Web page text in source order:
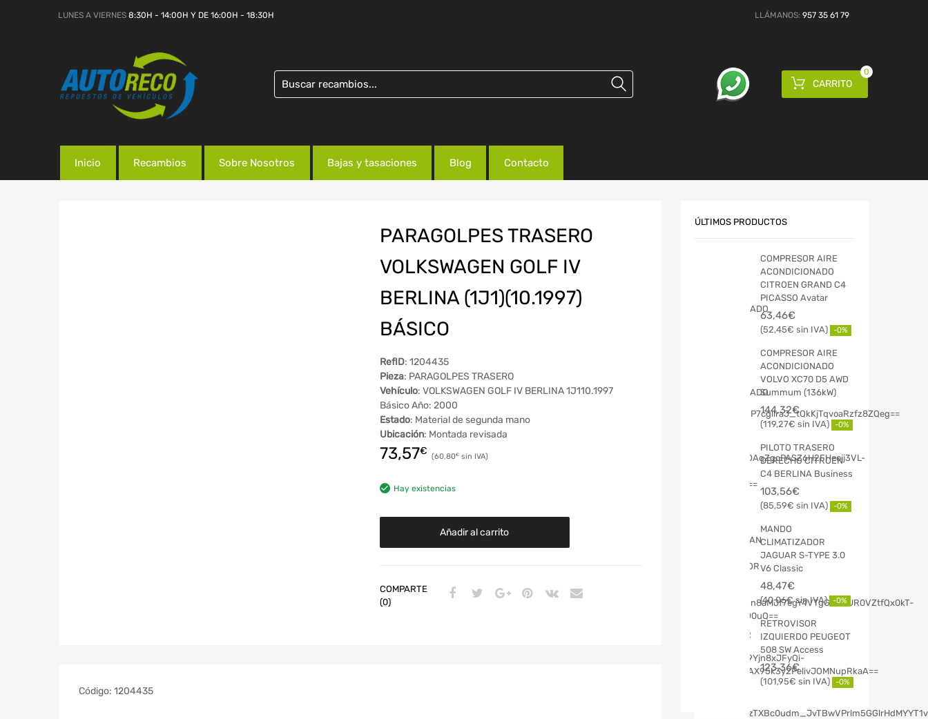
LUNES A VIERNES 8:30H - 14:00H Y DE 16:00H - 18:30H LLÁMANOS: 957 35 61 79
CARRITO
0
Inicio Recambios Sobre Nosotros Bajas y tasaciones Blog Contacto
PARAGOLPES TRASERO
VOLKSWAGEN GOLF IV
BERLINA (1J1)(10.1997)
BÁSICO
RefID: 1204435
Pieza: PARAGOLPES TRASERO
Vehículo: VOLKSWAGEN GOLF IV BERLINA 1J110.1997
Básico Año: 2000
Estado: Material de segunda mano
Ubicación: Montada revisada
73,57€ 60,80€
Hay existencias
Añadir al carrito
COMPARTE
(0)
Código: 1204435
ÚLTIMOS PRODUCTOS
COMPRESOR AIRE
ACONDICIONADO
CITROEN GRAND C4
PICASSO Avatar
63,46€
52,45€ -0%
COMPRESOR AIRE
ACONDICIONADO
VOLVO XC70 D5 AWD
Summum (136kW)
144,32€
119,27€ -0%
PILOTO TRASERO
DERECHO CITROEN
C4 BERLINA Business
103,56€
85,59€ -0%
MANDO
CLIMATIZADOR
JAGUAR S-TYPE 3.0
V6 Classic
48,47€
40,06€ -0%
RETROVISOR
IZQUIERDO PEUGEOT
508 SW Access
123,36€
101,95€ -0%